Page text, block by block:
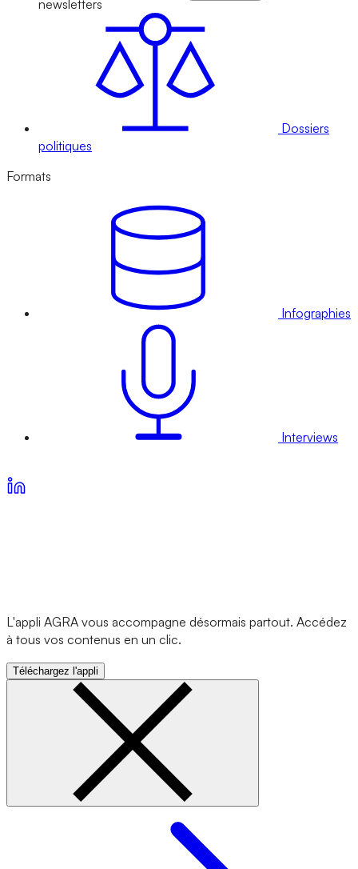
newsletters
Dossiers
politiques
Formats
Infographies
Interviews
L'appli AGRA vous accompagne désormais partout. Accédez
à tous vos contenus en un clic.
Téléchargez l'appli